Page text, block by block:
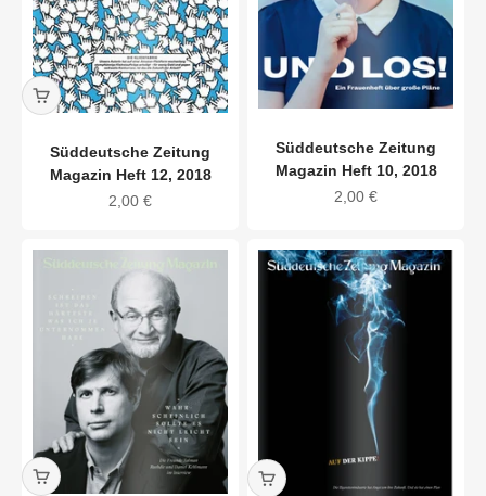
Süddeutsche Zeitung
Magazin Heft 12, 2018
Angebot
2,00 €
Süddeutsche Zeitung
Magazin Heft 10, 2018
Angebot
2,00 €